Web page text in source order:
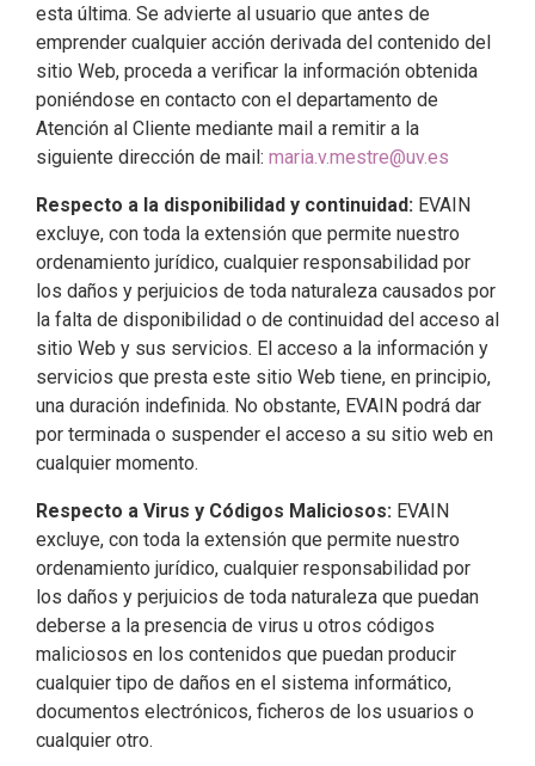
esta última. Se advierte al usuario que antes de
emprender cualquier acción derivada del contenido del
sitio Web, proceda a verificar la información obtenida
poniéndose en contacto con el departamento de
Atención al Cliente mediante mail a remitir a la
siguiente dirección de mail: maria.v.mestre@uv.es
Respecto a la disponibilidad y continuidad: EVAIN
excluye, con toda la extensión que permite nuestro
ordenamiento jurídico, cualquier responsabilidad por
los daños y perjuicios de toda naturaleza causados por
la falta de disponibilidad o de continuidad del acceso al
sitio Web y sus servicios. El acceso a la información y
servicios que presta este sitio Web tiene, en principio,
una duración indefinida. No obstante, EVAIN podrá dar
por terminada o suspender el acceso a su sitio web en
cualquier momento.
Respecto a Virus y Códigos Maliciosos: EVAIN
excluye, con toda la extensión que permite nuestro
ordenamiento jurídico, cualquier responsabilidad por
los daños y perjuicios de toda naturaleza que puedan
deberse a la presencia de virus u otros códigos
maliciosos en los contenidos que puedan producir
cualquier tipo de daños en el sistema informático,
documentos electrónicos, ficheros de los usuarios o
cualquier otro.